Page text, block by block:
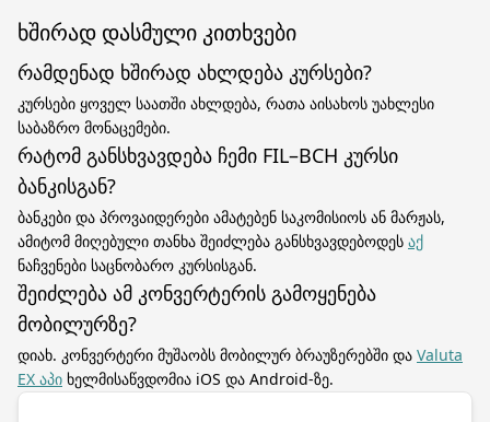
ხშირად დასმული კითხვები
რამდენად ხშირად ახლდება კურსები?
კურსები ყოველ საათში ახლდება, რათა აისახოს უახლესი
საბაზრო მონაცემები.
რატომ განსხვავდება ჩემი FIL–BCH კურსი
ბანკისგან?
ბანკები და პროვაიდერები ამატებენ საკომისიოს ან მარჟას,
ამიტომ მიღებული თანხა შეიძლება განსხვავდებოდეს აქ
ნაჩვენები საცნობარო კურსისგან.
შეიძლება ამ კონვერტერის გამოყენება
მობილურზე?
დიახ. კონვერტერი მუშაობს მობილურ ბრაუზერებში და Valuta
EX აპი ხელმისაწვდომია iOS და Android-ზე.